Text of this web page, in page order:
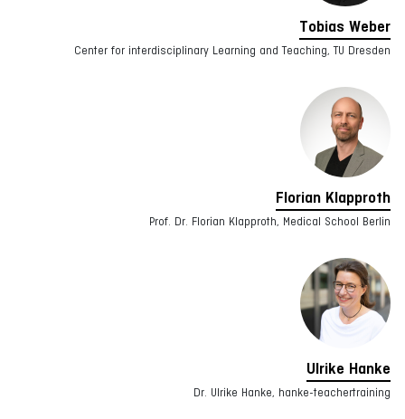
Tobias Weber
Center for interdisciplinary Learning and Teaching, TU Dresden
Florian Klapproth
Prof. Dr. Florian Klapproth, Medical School Berlin
Ulrike Hanke
Dr. Ulrike Hanke, hanke-teachertraining